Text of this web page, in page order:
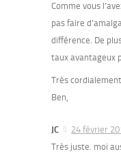
Comme vous
pas faire
différence. De
taux avantageux
Très
Ben,
JC
24 février
Très juste. moi